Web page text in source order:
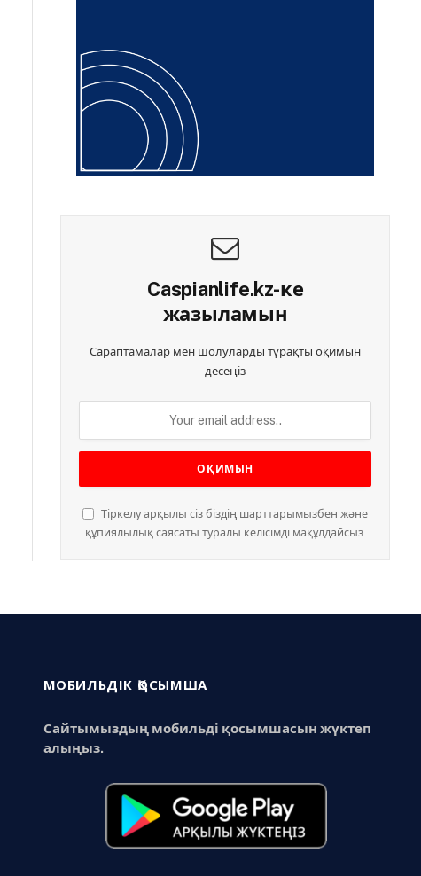
Caspianlife.kz-ке
жазыламын
Сараптамалар мен шолуларды тұрақты оқимын
десеңіз
Тіркелу арқылы сіз біздің шарттарымызбен және
құпиялылық саясаты туралы келісімді мақұлдайсыз.
МОБИЛЬДІК ҚОСЫМША
Сайтымыздың мобильді қосымшасын жүктеп
алыңыз.